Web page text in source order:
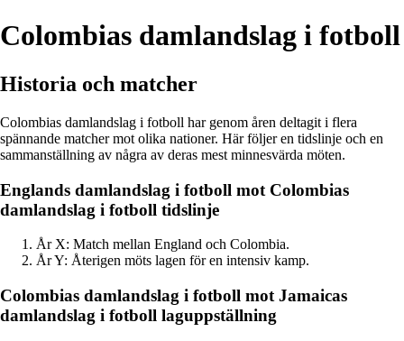
Colombias damlandslag i fotboll
Historia och matcher
Colombias damlandslag i fotboll har genom åren deltagit i flera
spännande matcher mot olika nationer. Här följer en tidslinje och en
sammanställning av några av deras mest minnesvärda möten.
Englands damlandslag i fotboll mot Colombias
damlandslag i fotboll tidslinje
År X: Match mellan England och Colombia.
År Y: Återigen möts lagen för en intensiv kamp.
Colombias damlandslag i fotboll mot Jamaicas
damlandslag i fotboll laguppställning